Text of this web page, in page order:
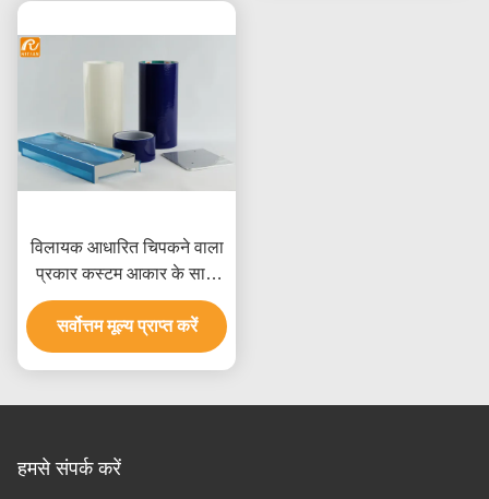
विलायक आधारित चिपकने वाला
प्रकार कस्टम आकार के साथ
पॉलीइथिलीन प्लास्टिक शीट
सुरक्षात्मक फिल्म
सर्वोत्तम मूल्य प्राप्त करें
हमसे संपर्क करें